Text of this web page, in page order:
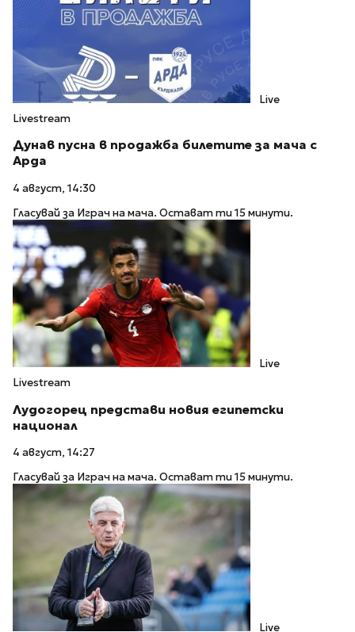
Live
Livestream
Дунав пусна в продажба билетите за мача с
Арда
4 август, 14:30
Гласувай за Играч на мача. Остават ти 15 минути.
Live
Livestream
Лудогорец представи новия египетски
национал
4 август, 14:27
Гласувай за Играч на мача. Остават ти 15 минути.
Live